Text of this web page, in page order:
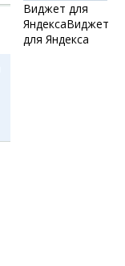
Виджет для
ЯндексаВиджет
для Яндекса